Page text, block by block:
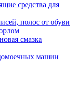
средства для
полос от обуви
смазка
машин